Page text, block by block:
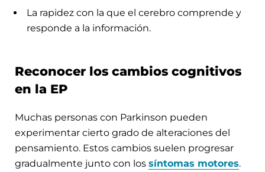
La rapidez con la que el cerebro comprende y
responde a la información.
Reconocer los cambios cognitivos
en la EP
Muchas personas con Parkinson pueden
experimentar cierto grado de alteraciones del
pensamiento. Estos cambios suelen progresar
gradualmente junto con los síntomas motores.